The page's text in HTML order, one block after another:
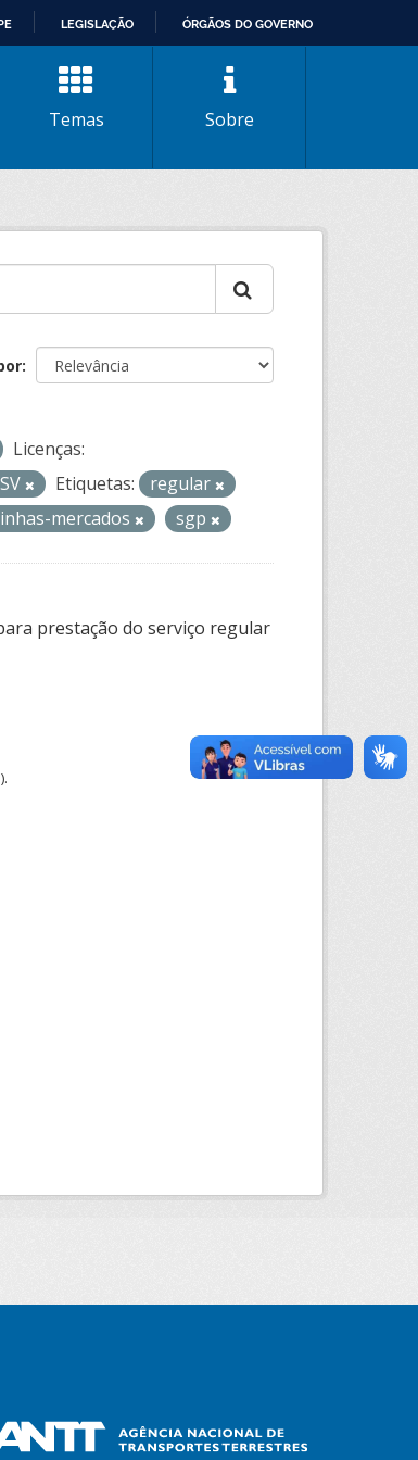
LEGISLAÇÃO ÓRGÃOS DO GOVERNO
Temas Sobre
Licenças:
Etiquetas:
regular
mercados sgp
prestação do serviço regular
).